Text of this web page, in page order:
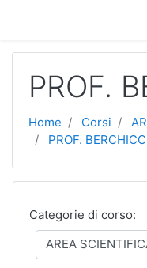
PROF.
Home Corsi
PROF.
Categorie di corso: